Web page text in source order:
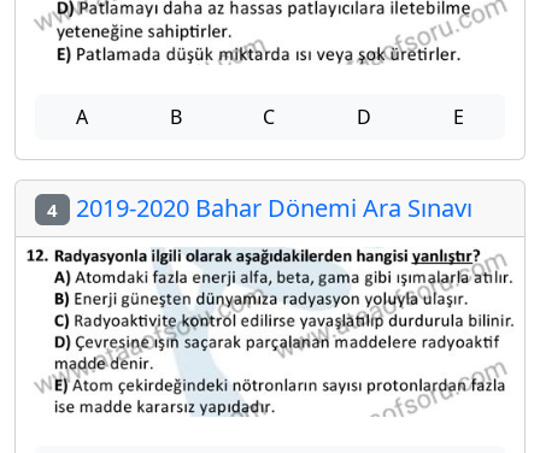
A B C D E
4 2019-2020 Bahar Dönemi Ara Sınavı